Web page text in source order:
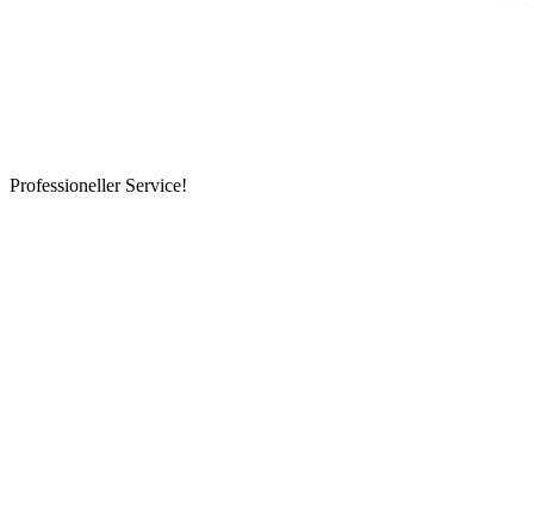
Professioneller Service!